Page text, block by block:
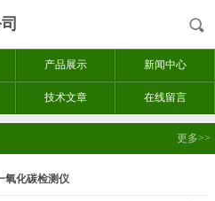
产品展示 新闻中心
技术文章 在线留言
更多>>
氧化碳检测仪